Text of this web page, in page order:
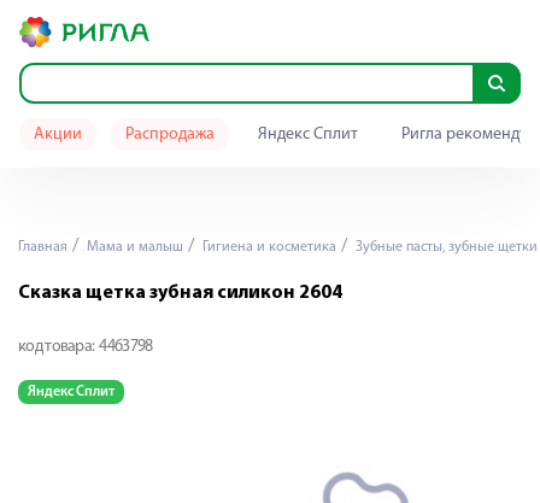
Акции Распродажа Яндекс Сплит Ригла
Главная Мама и малыш Гигиена и косметика Зубные пасты, зубные щетки
Сказка щетка зубная силикон 2604
код товара: 4463798
Яндекс Сплит